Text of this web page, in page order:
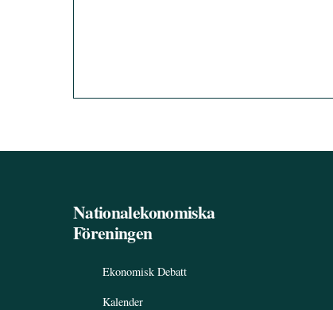
Nationalekonomiska
Föreningen
Ekonomisk Debatt
Kalender